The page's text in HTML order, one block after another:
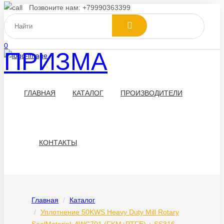
Позвоните нам: +79990363399
0
ПРИЗМА
ГЛАВНАЯ КАТАЛОГ ПРОИЗВОДИТЕЛИ
КОНТАКТЫ
Главная
Каталог
Уплотнение 50KWS Heavy Duty Mill Rotary